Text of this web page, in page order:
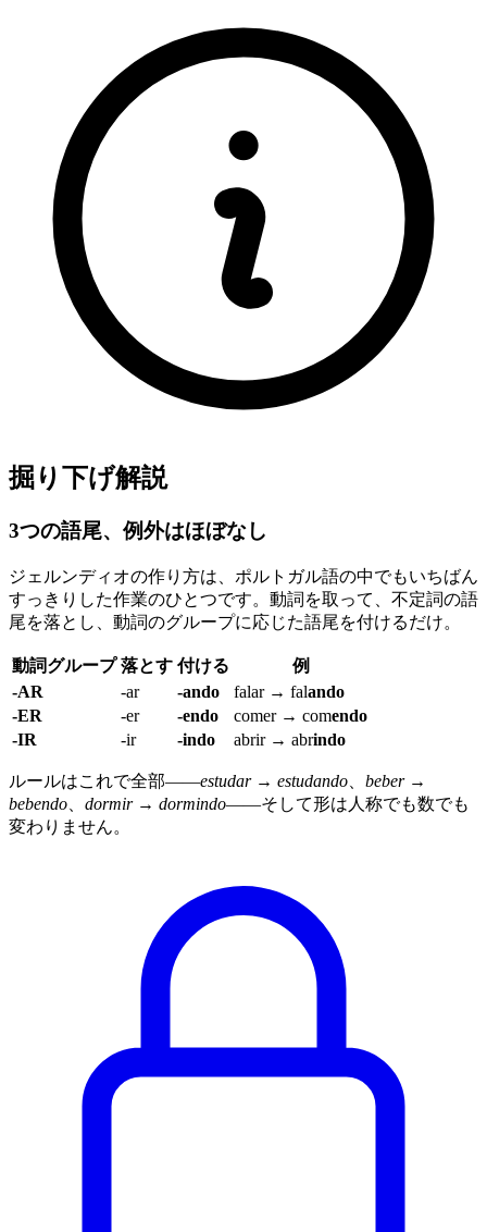
掘り下げ解説
3つの語尾、例外はほぼなし
ジェルンディオの作り方は、ポルトガル語の中でもいちばん
すっきりした作業のひとつです。動詞を取って、不定詞の語
尾を落とし、動詞のグループに応じた語尾を付けるだけ。
動詞グループ 落とす 付ける
例
-AR
-ar -ando falar → falando
-ER
-er -endo comer → comendo
-IR
-ir -indo abrir → abrindo
ルールはこれで全部——estudar → estudando
beber →
bebendo
dormir → dormindo——そして形は人称でも数でも
変わりません。